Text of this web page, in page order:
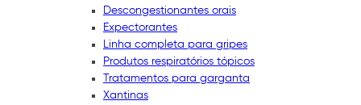
Descongestionantes orais
Expectorantes
Linha completa para gripes
Produtos respiratórios tópicos
Tratamentos para garganta
Xantinas